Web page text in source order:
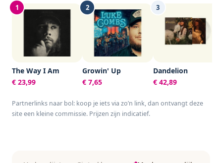
1
The Way I Am
€ 23,99
2
Growin' Up
€ 7,65
3
Dandelion
€ 42,89
Partnerlinks naar bol: koop je iets via zo’n link, dan ontvangt deze
site een kleine commissie. Prijzen zijn indicatief.